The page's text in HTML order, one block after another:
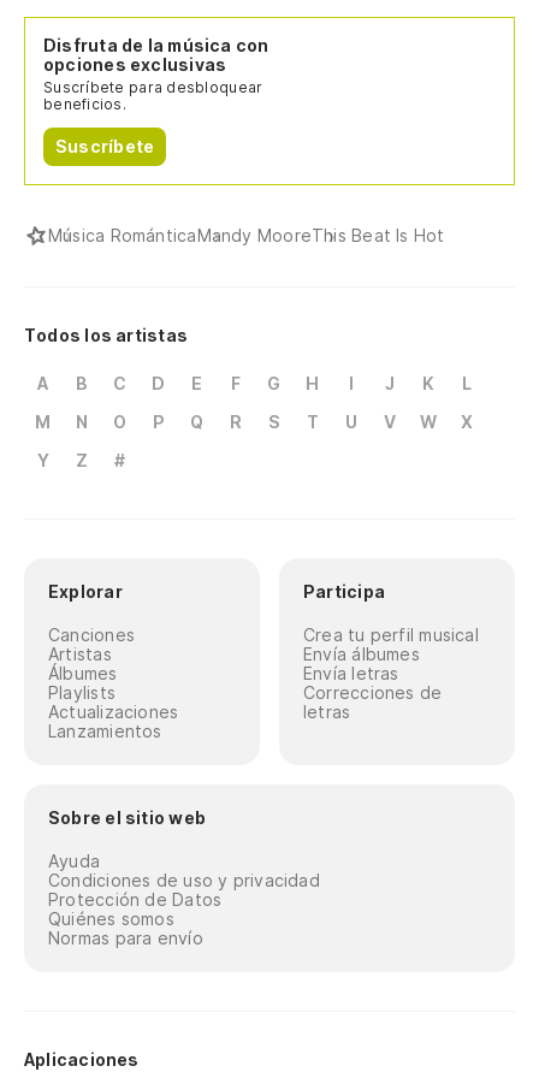
Disfruta de la música con
opciones exclusivas
Suscríbete para desbloquear
beneficios.
Suscríbete
Música RománticaMandy MooreThis Beat Is Hot
Todos los artistas
A B C D E F G H I J K
L
M
N O P Q R S T U V W
X
Y
Z #
Explorar
Canciones
Artistas
Álbumes
Playlists
Actualizaciones
Lanzamientos
Participa
Crea tu perfil musical
Envía álbumes
Envía letras
Correcciones de
letras
Sobre el sitio web
Ayuda
Condiciones de uso y privacidad
Protección de Datos
Quiénes somos
Normas para envío
Aplicaciones